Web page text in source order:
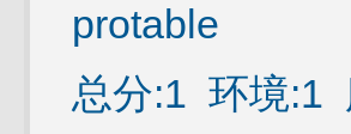
protable
总分:1 环境:1